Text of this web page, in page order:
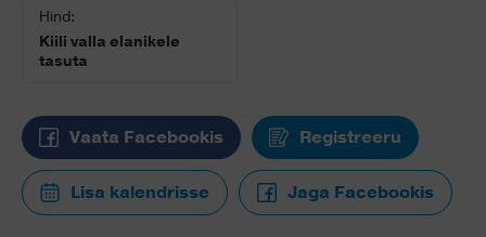
Hind:
Kiili valla elanikele
tasuta
Vaata Facebookis Registreeru
Lisa kalendrisse Jaga Facebookis